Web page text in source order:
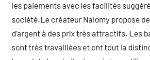
les paiements avec les facilités
société.Le créateur Naiomy propose
d’argent à des prix très attractifs. Les
sont très travaillées et ont tout la